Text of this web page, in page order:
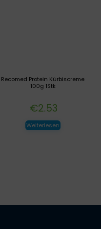
Recomed Protein Kürbiscreme
100g 1Stk
€2.53
Weiterlesen